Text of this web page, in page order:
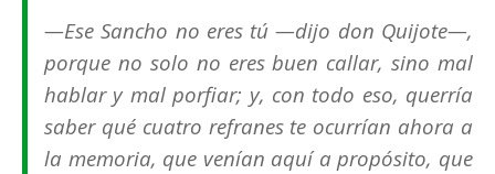
—Ese Sancho no eres tú —dijo don Quijote—,
porque no solo no eres buen callar, sino mal
hablar y mal porfiar; y, con todo eso, querría
saber qué cuatro refranes te ocurrían ahora a
la memoria, que venían aquí a propósito, que